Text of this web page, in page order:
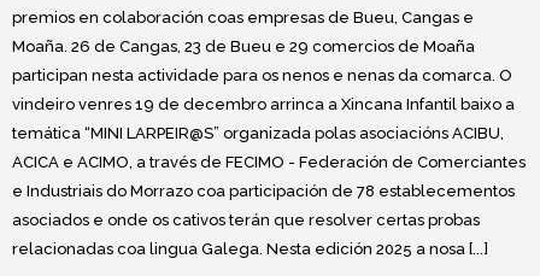
premios en colaboración coas empresas de Bueu, Cangas e
Moaña. 26 de Cangas, 23 de Bueu e 29 comercios de Moaña
participan nesta actividade para os nenos e nenas da comarca. O
vindeiro venres 19 de decembro arrinca a Xincana Infantil baixo a
temática “MINI LARPEIR@S” organizada polas asociacións ACIBU,
ACICA e ACIMO, a través de FECIMO - Federación de Comerciantes
e Industriais do Morrazo coa participación de 78 establecementos
asociados e onde os cativos terán que resolver certas probas
relacionadas coa lingua Galega. Nesta edición 2025 a nosa [...]